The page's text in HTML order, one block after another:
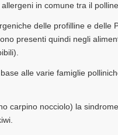
in comune tra il
delle profilline e delle
presenti quindi negli
alle varie famiglie
carpino nocciolo) la